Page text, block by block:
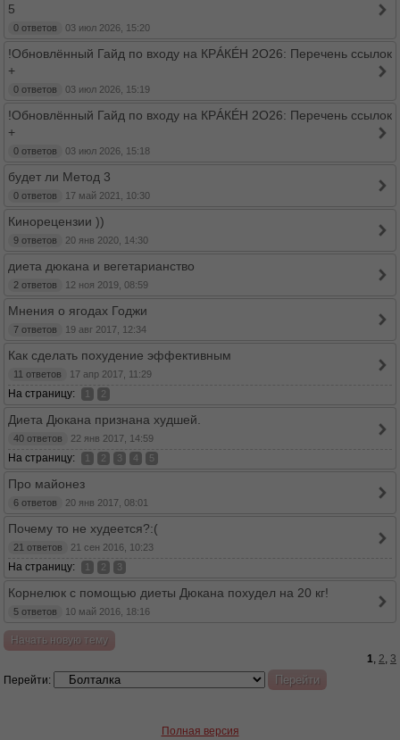
5
0 ответов 03 июл 2026, 15:20
!Обновлённый Гайд по входу на КРÁКÉН 2O26: Перечень ссылок
+
0 ответов 03 июл 2026, 15:19
!Обновлённый Гайд по входу на КРÁКÉН 2O26: Перечень ссылок
+
0 ответов 03 июл 2026, 15:18
будет ли Метод 3
0 ответов 17 май 2021, 10:30
Кинорецензии ))
9 ответов 20 янв 2020, 14:30
диета дюкана и вегетарианство
2 ответов 12 ноя 2019, 08:59
Мнения о ягодах Годжи
7 ответов 19 авг 2017, 12:34
Как сделать похудение эффективным
11 ответов 17 апр 2017, 11:29
На страницу: 1 2
Диета Дюкана признана худшей.
40 ответов 22 янв 2017, 14:59
На страницу: 1 2 3 4 5
Про майонез
6 ответов 20 янв 2017, 08:01
Почему то не худеется?:(
21 ответов 21 сен 2016, 10:23
На страницу: 1 2 3
Корнелюк с помощью диеты Дюкана похудел на 20 кг!
5 ответов 10 май 2016, 18:16
Начать новую тему
1, 2, 3
Перейти:
Полная версия